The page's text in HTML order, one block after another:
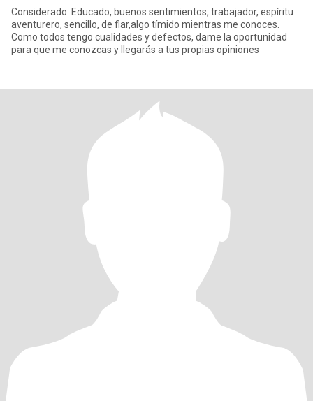
Considerado. Educado, buenos sentimientos, trabajador, espíritu
aventurero, sencillo, de fiar,algo tímido mientras me conoces.
Como todos tengo cualidades y defectos, dame la oportunidad
para que me conozcas y llegarás a tus propias opiniones